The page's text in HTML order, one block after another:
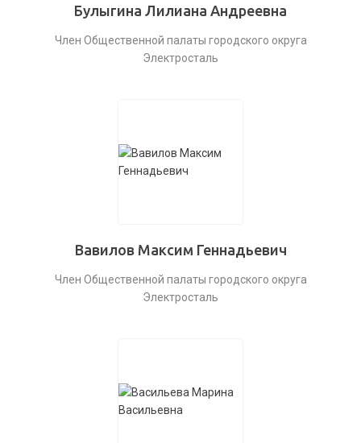
Булыгина Лилиана Андреевна
Член Общественной палаты городского округа
Электросталь
Вавилов Максим Геннадьевич
Член Общественной палаты городского округа
Электросталь